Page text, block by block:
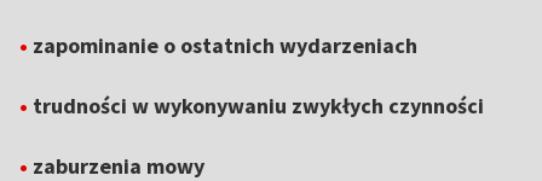
• zapominanie o ostatnich wydarzeniach
• trudności w wykonywaniu zwykłych czynności
• zaburzenia mowy